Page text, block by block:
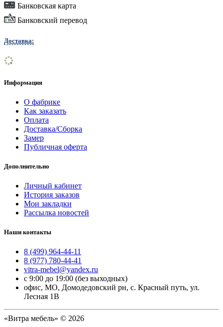
Банковская карта
Банковский перевод
Доставка:
Информация
О фабрике
Как заказать
Оплата
Доставка/Сборка
Замер
Публичная оферта
Дополнительно
Личный кабинет
История заказов
Мои закладки
Рассылка новостей
Наши контакты
8 (499) 964-44-11
8 (977) 780-44-41
vitra-mebel@yandex.ru
с 9:00 до 19:00 (без выходных)
офис, МО, Домодедовский рн, с. Красный путь, ул.
Лесная 1В
«Витра мебель» © 2026